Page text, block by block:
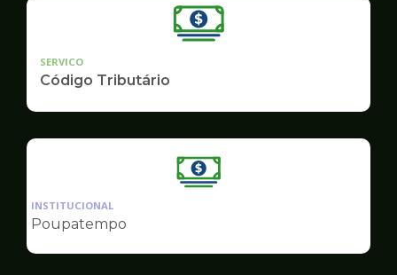
SERVICO
Código Tributário
Ilustração
Finanças
INSTITUCIONAL
Poupatempo